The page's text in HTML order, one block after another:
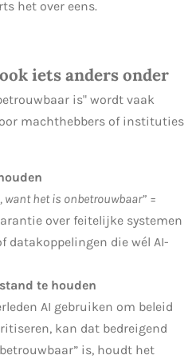
het over eens.
iets anders onder
is" wordt vaak
machthebbers of instituties
want het is onbetrouwbaar” =
over feitelijke systemen
datakoppelingen die wél AI-
te houden
AI gebruiken om beleid
kan dat bedreigend
is, houdt het